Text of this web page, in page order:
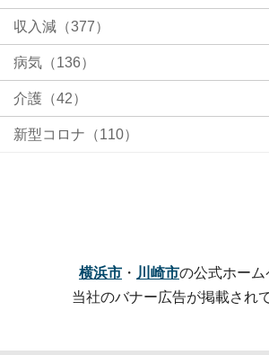
収入減（377）
病気（136）
介護（42）
新型コロナ（110）
横浜市 ・ 川崎市の公式ホーム
当社のバナー広告が掲載され